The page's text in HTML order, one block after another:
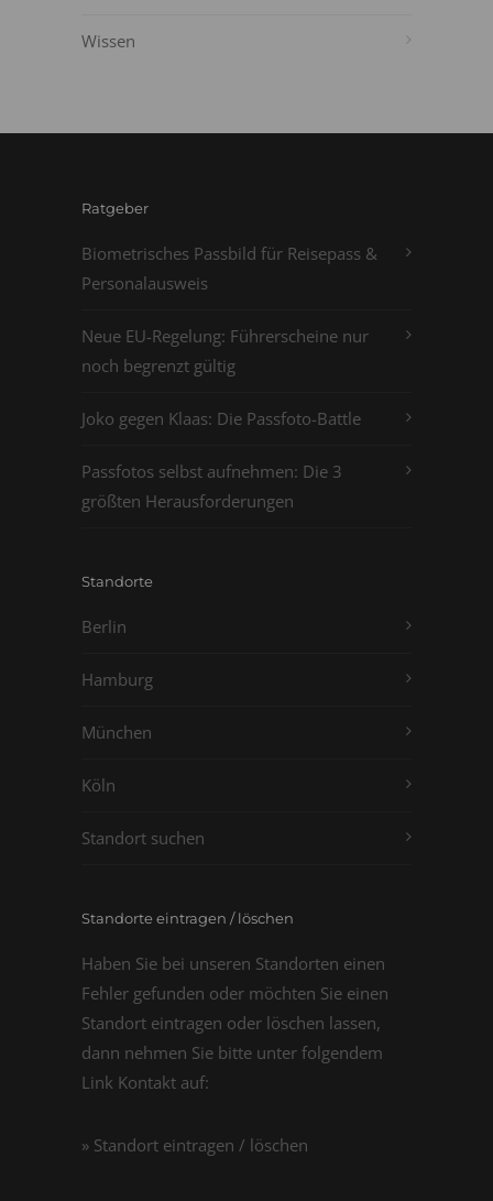
Wissen
Ratgeber
Biometrisches Passbild für Reisepass &
Personalausweis
Neue EU-Regelung: Führerscheine nur
noch begrenzt gültig
Joko gegen Klaas: Die Passfoto-Battle
Passfotos selbst aufnehmen: Die 3
größten Herausforderungen
Standorte
Berlin
Hamburg
München
Köln
Standort suchen
Standorte eintragen / löschen
Haben Sie bei unseren Standorten einen
Fehler gefunden oder möchten Sie einen
Standort eintragen oder löschen lassen,
dann nehmen Sie bitte unter folgendem
Link Kontakt auf:
» Standort eintragen / löschen